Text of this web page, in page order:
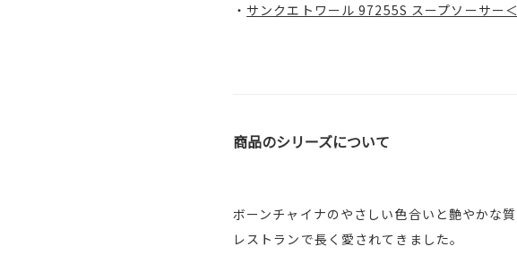
・ サンクエトワール 97255S スープソーサー
商品のシリーズについて
ボーンチャイナのやさしい色合いと艶やかな
レストランで長く愛されてきました。